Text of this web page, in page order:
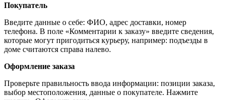
Покупатель
Введите данные о себе: ФИО, адрес доставки, номер
телефона. В поле «Комментарии к заказу» введите сведения,
которые могут пригодиться курьеру, например: подъезды в
доме считаются справа налево.
Оформление заказа
Проверьте правильность ввода информации: позиции заказа,
выбор местоположения, данные о покупателе. Нажмите